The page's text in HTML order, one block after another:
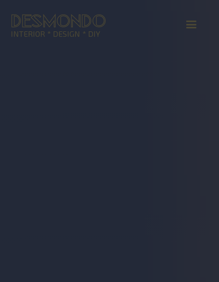
DESMONDO
INTERIOR * DESIGN * DIY